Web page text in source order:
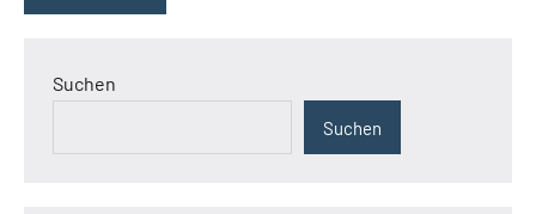
Suchen
Suchen